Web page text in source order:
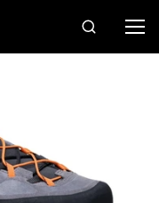
Suchen